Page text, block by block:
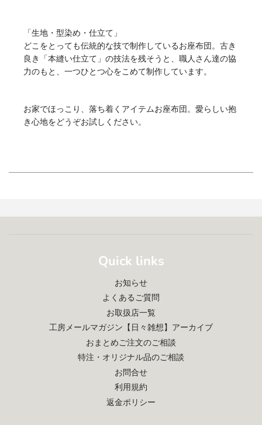
「生地・型染め・仕立て」
どこをとっても伝統的な技で制作しているお座布団。古き
良き「本縫い仕立て」の技法を残そうと、職人さん達の協
力のもと、一つひとつ心をこめて制作しています。
お家でほっこり、落ち着くアイテムお座布団。愛らしい抱
き心地をどうぞお試しください。
Quick links
お知らせ
よくあるご質問
お取扱店一覧
工房メールマガジン【日々雑想】アーカイブ
おまとめご注文のご相談
特注・オリジナル品のご相談
お問合せ
利用規約
返金ポリシー